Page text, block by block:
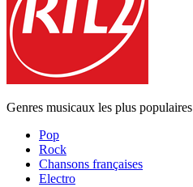
Genres musicaux les plus populaires
Pop
Rock
Chansons françaises
Electro